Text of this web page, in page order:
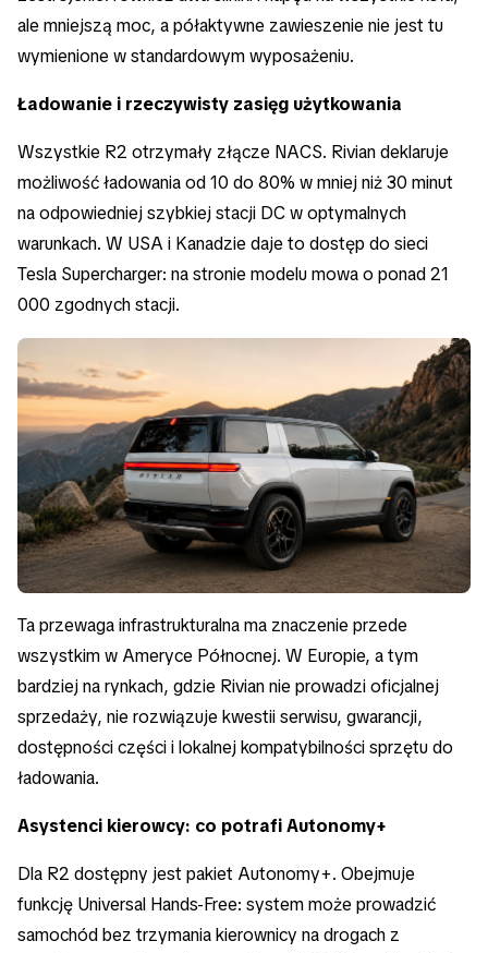
ale mniejszą moc, a półaktywne zawieszenie nie jest tu
wymienione w standardowym wyposażeniu.
Ładowanie i rzeczywisty zasięg użytkowania
Wszystkie R2 otrzymały złącze NACS. Rivian deklaruje
możliwość ładowania od 10 do 80% w mniej niż 30 minut
na odpowiedniej szybkiej stacji DC w optymalnych
warunkach. W USA i Kanadzie daje to dostęp do sieci
Tesla Supercharger: na stronie modelu mowa o ponad 21
000 zgodnych stacji.
Ta przewaga infrastrukturalna ma znaczenie przede
wszystkim w Ameryce Północnej. W Europie, a tym
bardziej na rynkach, gdzie Rivian nie prowadzi oficjalnej
sprzedaży, nie rozwiązuje kwestii serwisu, gwarancji,
dostępności części i lokalnej kompatybilności sprzętu do
ładowania.
Asystenci kierowcy: co potrafi Autonomy+
Dla R2 dostępny jest pakiet Autonomy+. Obejmuje
funkcję Universal Hands-Free: system może prowadzić
samochód bez trzymania kierownicy na drogach z